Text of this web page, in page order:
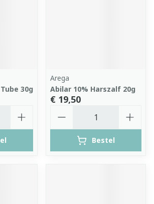
30g
Arega
Abilar 10% Harszalf 20g
€ 19,50
Bestel